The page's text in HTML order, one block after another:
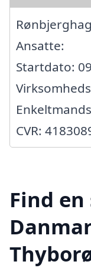
Ansatte:
Startdato:
CVR:
Find